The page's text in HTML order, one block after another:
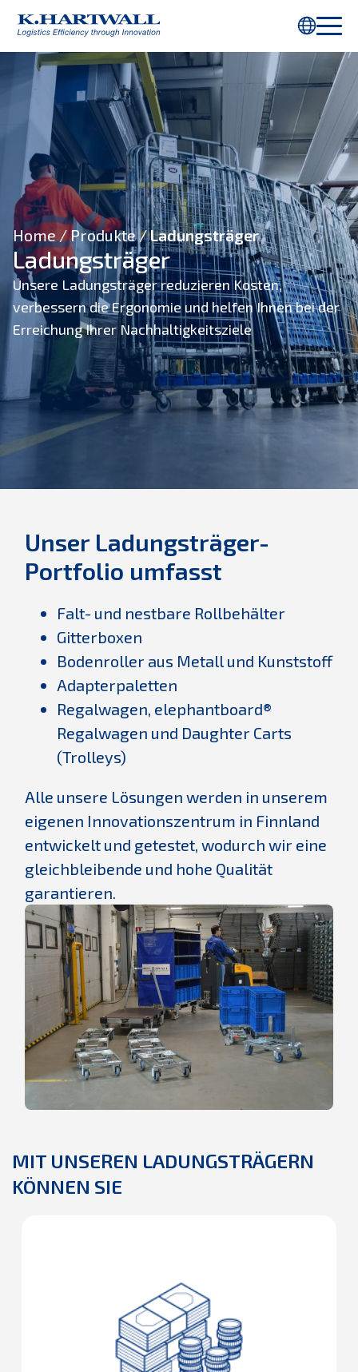
richtig angezeigt. Bitte verwenden SieChromeoder einen anderen
Browser.
Home/Produkte /Ladungsträger
Ladungsträger
Unsere Ladungsträger reduzieren Kosten,
verbessern die Ergonomie und helfen Ihnen bei der
Erreichung Ihrer Nachhaltigkeitsziele
Unser Ladungsträger-
Portfolio umfasst
Falt- und nestbare Rollbehälter
Gitterboxen
Bodenroller aus Metall und Kunststoff
Adapterpaletten
Regalwagen, elephantboard®
Regalwagen und Daughter Carts
(Trolleys)
Alle unsere Lösungen werden in unserem
eigenen Innovationszentrum in Finnland
entwickelt und getestet, wodurch wir eine
gleichbleibende und hohe Qualität
garantieren.
MIT UNSEREN LADUNGSTRÄGERN
KÖNNEN SIE